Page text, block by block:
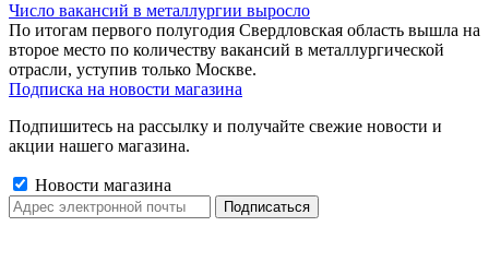
Число вакансий в металлургии выросло
По итогам первого полугодия Свердловская область вышла на
второе место по количеству вакансий в металлургической
отрасли, уступив только Москве.
Подписка на новости магазина
Подпишитесь на рассылку и получайте свежие новости и
акции нашего магазина.
Новости магазина